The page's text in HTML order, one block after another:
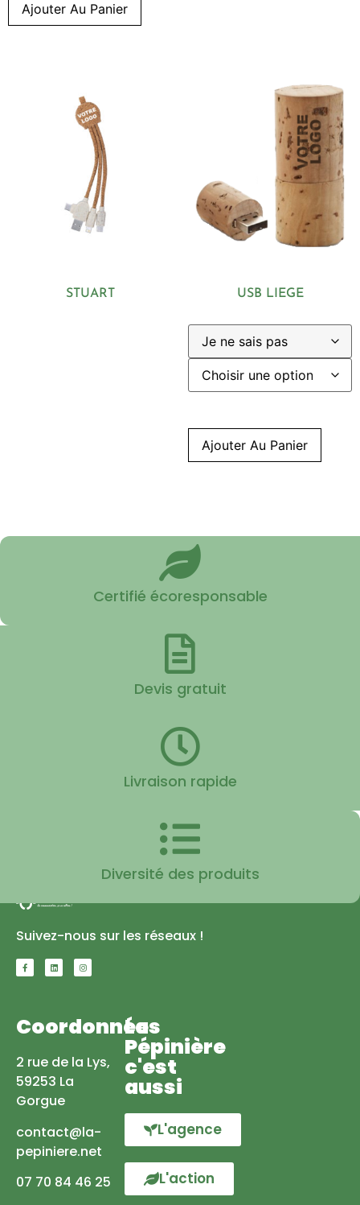
Ajouter Au Panier
STUART USB LIEGE
Ajouter Au Panier
Certifié écoresponsable
Devis gratuit
Livraison rapide
Diversité des produits
Suivez-nous sur les réseaux !
Coordonnées
2 rue de la Lys,
59253 La
Gorgue
contact@la-
pepiniere.net
07 70 84 46 25
La
Pépinière
c'est
aussi
L'agence
L'action